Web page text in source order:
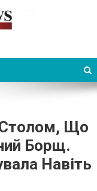
Столом, Що
Борщ.
Навіть